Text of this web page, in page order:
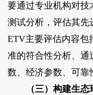
要通过专业机构对
测试分析，评估其先
ETV主要评估内容包
准的符合性分析、通
数、经济参数、可靠
（三）构建生